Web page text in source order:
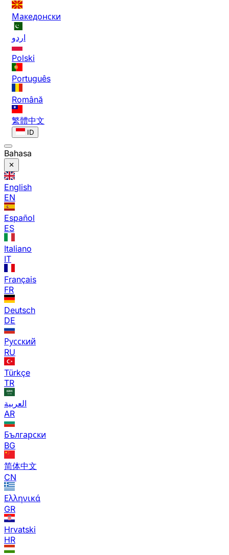
Македонски
اردو
Polski
Português
Română
繁體中文
ID
Bahasa
English
EN
Español
ES
Italiano
IT
Français
FR
Deutsch
DE
Русский
RU
Türkçe
TR
العربية
AR
Български
BG
简体中文
CN
Ελληνικά
GR
Hrvatski
HR